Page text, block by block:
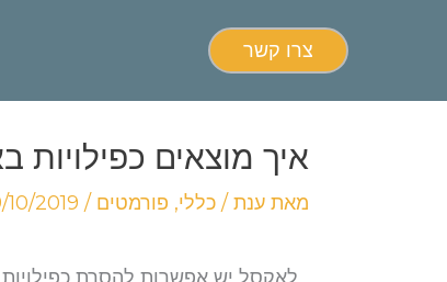
צרו קשר
איך מוצאים כפילויות
מאת ענת / כללי, פורמטים /
10/2019